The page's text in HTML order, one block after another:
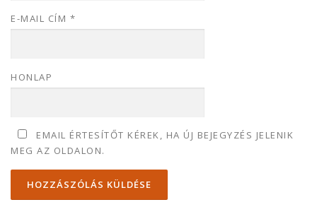
E-MAIL CÍM *
HONLAP
EMAIL ÉRTESÍTŐT KÉREK, HA ÚJ BEJEGYZÉS JELENIK
MEG AZ OLDALON.